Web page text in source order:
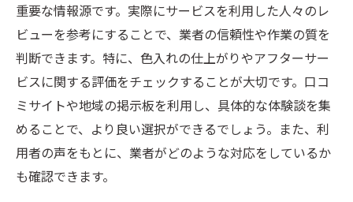
丁寧な対応が期待できる業者
事前コミュニケーションの重要性
お墓色入れで信頼の業者選びをする方法
プロの業者を見つける秘訣
信頼できる業者の見極め基準
技術と実績を兼ね備えた業者
評判を確認する方法とその効果
重要な情報源です。実際にサービスを利用した人々のレ
ビューを参考にすることで、業者の信頼性や作業の質を
判断できます。特に、色入れの仕上がりやアフターサー
ビスに関する評価をチェックすることが大切です。口コ
ミサイトや地域の掲示板を利用し、具体的な体験談を集
めることで、より良い選択ができるでしょう。また、利
用者の声をもとに、業者がどのような対応をしているか
も確認できます。